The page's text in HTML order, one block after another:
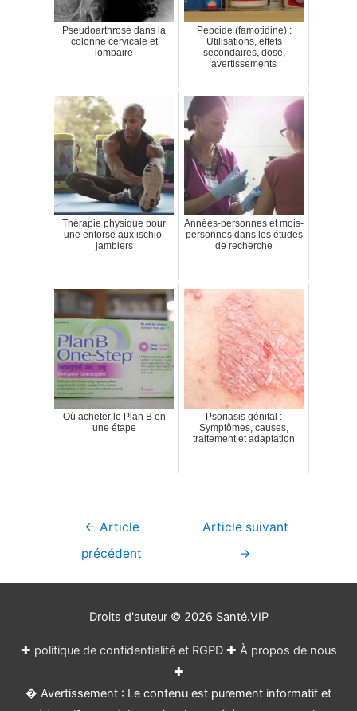
Pseudoarthrose dans la
colonne cervicale et
lombaire
Pepcide (famotidine) :
Utilisations, effets
secondaires, dose,
avertissements
Thérapie physique pour
une entorse aux ischio-
jambiers
Années-personnes et mois-
personnes dans les études
de recherche
Où acheter le Plan B en
une étape
Psoriasis génital :
Symptômes, causes,
traitement et adaptation
Navigation
← Article
précédent
Article suivant
→
Droits d'auteur © 2026 Santé.VIP
✚ politique de confidentialité et RGPD✚ À propos de nous
✚
� Avertissement : Le contenu est purement informatif et